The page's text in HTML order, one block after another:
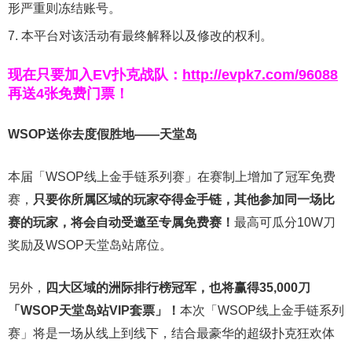
形严重则冻结账号。
本平台对该活动有最终解释以及修改的权利。
现在只要加入EV扑克战队： http://evpk7.com/96088
再送4张免费门票！
WSOP送你去度假胜地——天堂岛
本届「WSOP线上金手链系列赛」在赛制上增加了冠军免费
赛， 只要你所属区域的玩家夺得金手链，其他参加同一场比
赛的玩家，将会自动受邀至专属免费赛！ 最高可瓜分10W刀
奖励及WSOP天堂岛站席位。
另外， 四大区域的洲际排行榜冠军，也将赢得35,000刀
「WSOP天堂岛站VIP套票」！ 本次「WSOP线上金手链系列
赛」将是一场从线上到线下，结合最豪华的超级扑克狂欢体